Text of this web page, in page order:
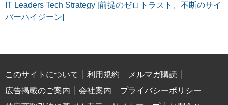
IT Leaders Tech Strategy [前提のゼロトラスト、不断のサイ
バーハイジーン]
このサイトについて 利用規約
メルマガ購読
広告掲載のご案内
会社案内
プライバシーポリシー